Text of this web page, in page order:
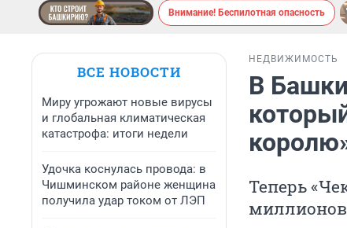
Внимание! Беспилотная опасность
ВСЕ НОВОСТИ
Миру угрожают новые вирусы
и глобальная климатическая
катастрофа: итоги недели
Удочка коснулась провода: в
Чишминском районе женщина
получила удар током от ЛЭП
НЕДВИЖИМОСТЬ
В
Теперь